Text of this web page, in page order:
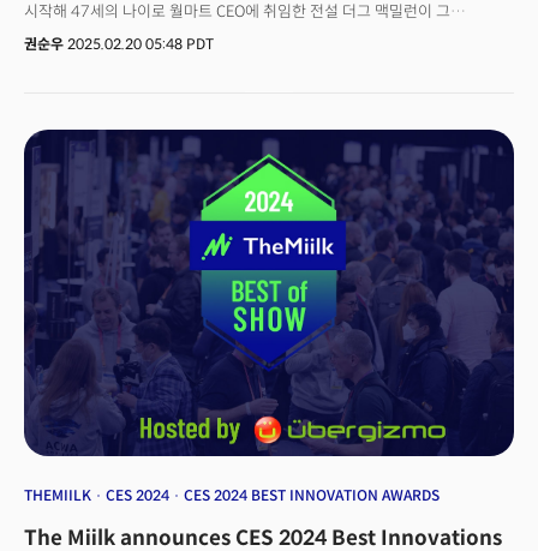
시작해 47세의 나이로 월마트 CEO에 취임한 전설 더그 맥밀런이 그
주인공이다. 월마트는 최근 다시 주목받고 있다. 한때 아마존과 같은 온라인
소득계층에서 시장 점유율을 확대하고 있다. 지난 17일 월스트리트저널
(WSJ) 보도에 따르면 코스트코와 아마존에 밀렸던 월마트는 지난해 주가가
72%나 오르면서 상승곡선을 타고 있다. 이는 고급 식료품과 프리미엄
브랜드를 출시하면서 고소득층에까지 고객층을 넓히는데 성공했고, 온라인
사업에 꾸준히 투자하면서 매출 점유율을 다변화했기 때문이다. 현재
월마트의 온라인 매출은 전체 매출의 16%를 차지한다. 미국 내 약 5000여
곳에 달하는 월마트와 자회사 샘스클럽 오프라인 매장을 활용한 온라인 주문,
픽업 서비스를 통화 아마존과 차별화에 나선 것이 주효했다. 또한 월마트는
매장과 물류센터에 로봇 기술을 도입하고, 자동화를 통해 운영 효율을
극대화하며, 인공지능(AI)을 활용한 재고 관리 시스템을 구현하는 등 변화를
거듭하고 있다.월마트 성장은 단순히 한 기업의 성공을 의미하지 않는다.
전통적인 방식의 수익 모델을 가진 기업이 변화의 흐름을 읽고, 자사의 강점과
혁신을 접목해 새로운 기회를 찾아 나가는 과정을 보여준다. 우리 기업들이
주목해야 할 롤모델이 되고 있다. 성공적인 혁신의 배경엔 더그 맥밀런 CEO의
여전히 주목받고 있다는 점도 기억할 필요가있다. 맥밀런 CEO는 매년 말
근간이 된 책을 소개한다. 월마트가 새로운 먹거리를 찾고, 혁신을 도입할 수
권순우 2025.02.20 05:48 PDT
THEMIILK CES 2024 CES 2024 BEST INNOVATION AWARDS
The Miilk announces CES 2024 Best Innovations